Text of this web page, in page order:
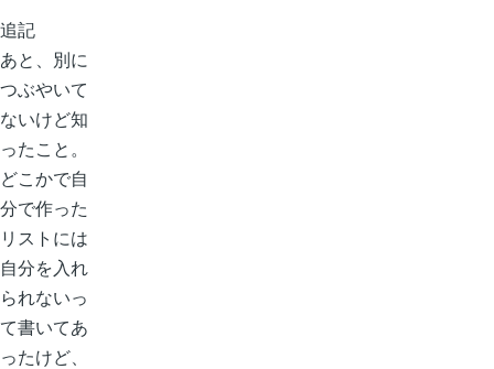
追記
あと、別に
つぶやいて
ないけど知
ったこと。
どこかで自
分で作った
リストには
自分を入れ
られないっ
て書いてあ
ったけど、